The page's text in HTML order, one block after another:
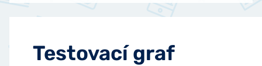
Testovací graf